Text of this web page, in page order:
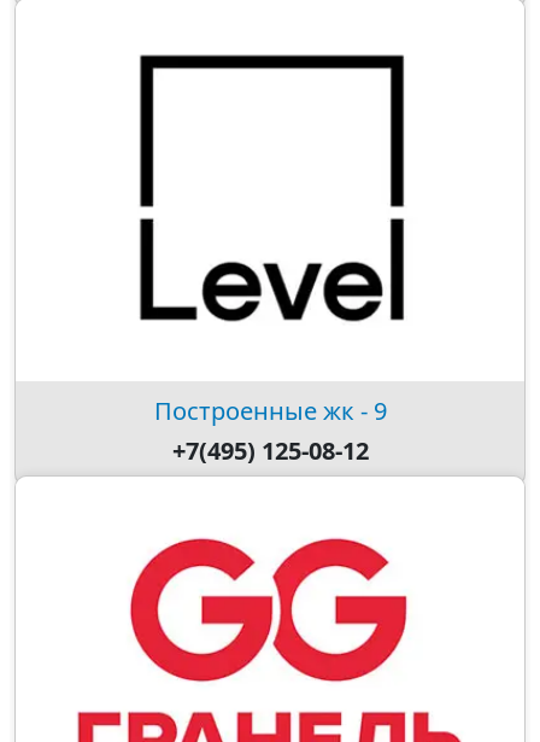
Построенные жк - 9
+7(495) 125-08-12